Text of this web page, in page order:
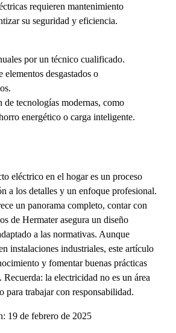
requieren mantenimiento
su seguridad y eficiencia.
por un técnico cualificado.
elementos desgastados o
de tecnologías modernas, como
energético o carga inteligente.
eléctrico en el hogar es un proceso
a los detalles y un enfoque profesional.
un panorama completo, contar con
de Hermater asegura un diseño
a las normativas. Aunque
instalaciones industriales, este artículo
y fomentar buenas prácticas
Recuerda: la electricidad no es un área
para trabajar con responsabilidad.
19 de febrero de 2025